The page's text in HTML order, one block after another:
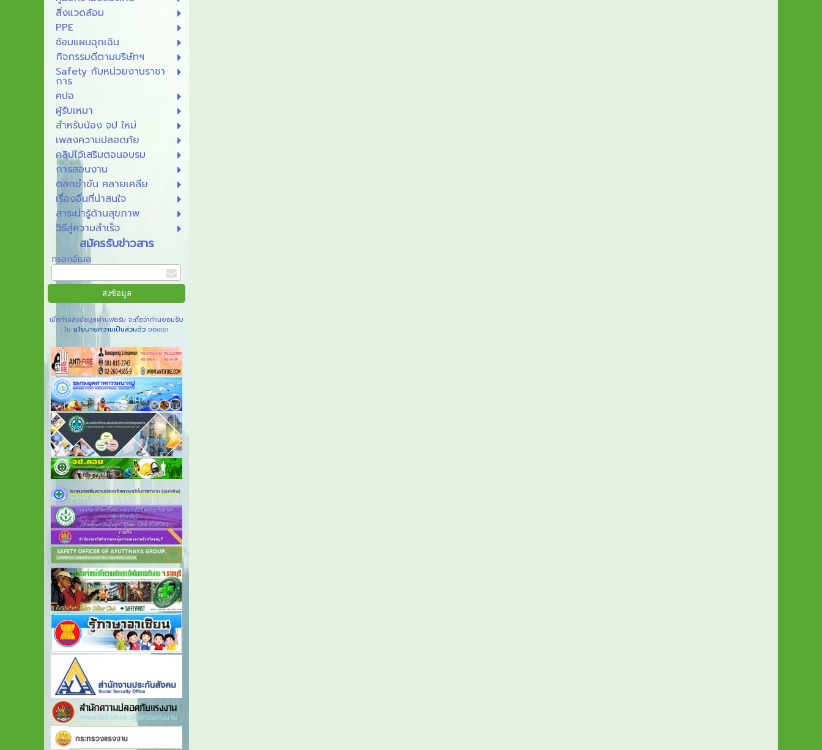
สิ่งแวดล้อม
PPE
ซ้อมแผนฉุกเฉิน
กิจกรรมดีตามบริษัทฯ
Safety กับหน่วยงานราชา
การ
คปอ
ผู้รับเหมา
สำหรับน้อง จป ใหม่
เพลงความปลอดภัย
คลิปไว้เสริมตอนอบรม
การสอนงาน
ตลกขำขัน คลายเคลีย
เรื่องอื่นที่น่าสนใจ
สาระน่ารู้ด้านสุขภาพ
วิธีสู่ความสำเร็จ
สมัครรับข่าวสาร
กรอกอีเมล
เมื่อท่านส่งข้อมูลผ่านฟอร์ม จะถือว่าท่านยอมรับ
ใน นโยบายความเป็นส่วนตัวของเรา